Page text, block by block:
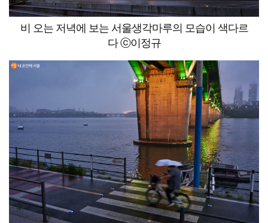
비 오는 저녁에 보는 서울생각마루의 모습이 색다르
다 ⓒ이정규